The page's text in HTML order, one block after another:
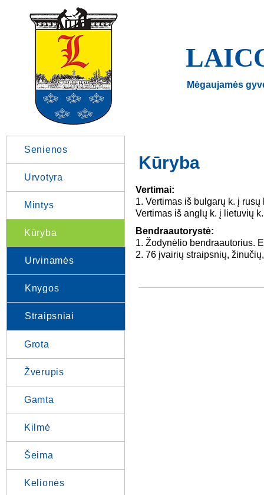
Mėgaujamės
Senienos
Urvotyra
Mintys
Kūryba
Urvinamės
Knygos
Straipsniai
Grota
Žvėrupis
Gamta
Kilmė
Šeima
Kelionės
Kūryba
Vertimai:
1. Vertimas iš bulgarų k. į
Vertimas iš anglų k. į lietuvių
Bendraautorystė:
1. Žodynėlio bendraautorius.
2. 76 įvairių straipsnių,